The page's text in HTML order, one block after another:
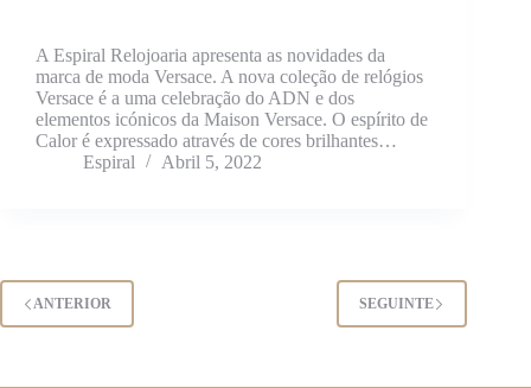
A Espiral Relojoaria apresenta as novidades da
marca de moda Versace. A nova coleção de relógios
Versace é a uma celebração do ADN e dos
elementos icónicos da Maison Versace. O espírito de
Calor é expressado através de cores brilhantes…
Espiral
Abril 5, 2022
ANTERIOR SEGUINTE